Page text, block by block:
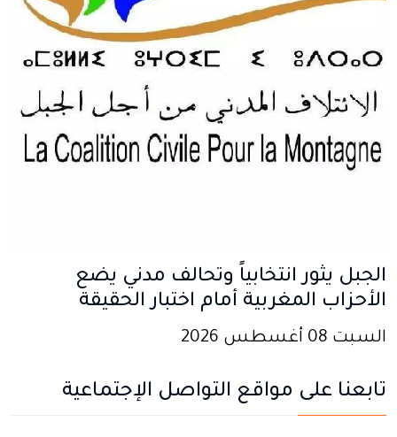
الجبل يثور انتخابياً وتحالف مدني يضع
الأحزاب المغربية أمام اختبار الحقيقة
السبت 08 أغسطس 2026
تابعنا على مواقع التواصل الإجتماعية